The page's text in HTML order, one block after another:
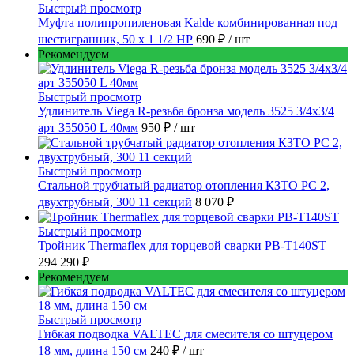
Быстрый просмотр
Муфта полипропиленовая Kalde комбинированная под
шестигранник, 50 x 1 1/2 НР 690 ₽ / шт
Рекомендуем
Быстрый просмотр
Удлинитель Viega R-резьба бронза модель 3525 3/4x3/4
арт 355050 L 40мм 950 ₽ / шт
Быстрый просмотр
Стальной трубчатый радиатор отопления КЗТО РС 2,
двухтрубный, 300 11 секций 8 070 ₽
Быстрый просмотр
Тройник Thermaflex для торцевой сварки PB-T140ST
294 290 ₽
Рекомендуем
Быстрый просмотр
Гибкая подводка VALTEC для смесителя со штуцером
18 мм, длина 150 см 240 ₽ / шт